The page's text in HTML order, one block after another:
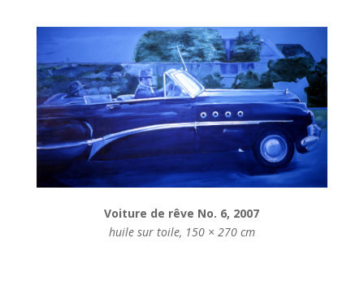
Voiture de rêve No. 6, 2007
huile sur toile, 150 × 270 cm